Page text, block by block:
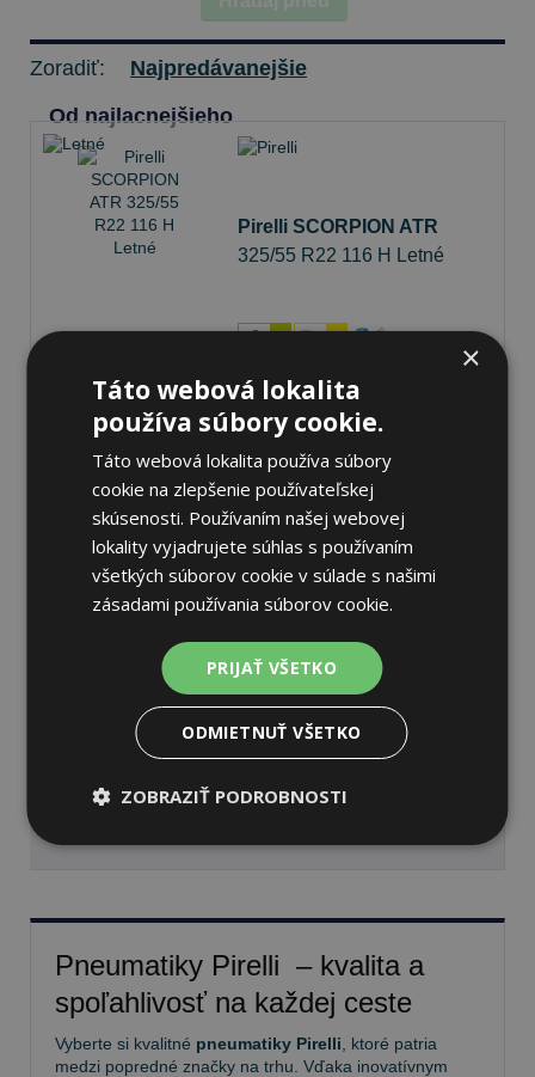
Zoradiť:
Najpredávanejšie
Od najlacnejšieho
Pirelli SCORPION ATR
325/55 R22 116 H Letné
Nie je skladom Sledovať naskladnenie
472,66 €
Pirelli SCORPION ATR
74 dB
472,66 €
Pneumatiky Pirelli – kvalita a
spoľahlivosť na každej ceste
Vyberte si kvalitné pneumatiky Pirelli , ktoré patria
medzi popredné značky na trhu. Vďaka inovatívnym
×
Táto webová lokalita
používa súbory cookie.
Táto webová lokalita používa súbory
cookie na zlepšenie používateľskej
skúsenosti. Používaním našej webovej
lokality vyjadrujete súhlas s používaním
všetkých súborov cookie v súlade s našimi
zásadami používania súborov cookie.
PRIJAŤ VŠETKO
ODMIETNUŤ VŠETKO
ZOBRAZIŤ PODROBNOSTI